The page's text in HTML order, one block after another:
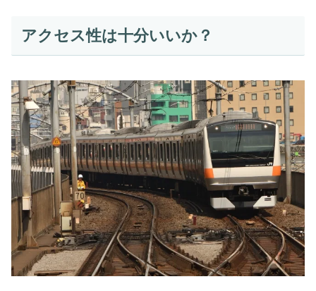
アクセス性は十分いいか？